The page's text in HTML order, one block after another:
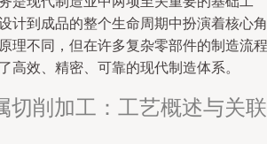
计到成品的整个生命周期中扮演着核心角
理不同，但在许多复杂零部件的制造流程
高效、精密、可靠的现代制造体系。
切削加工：工艺概述与关联